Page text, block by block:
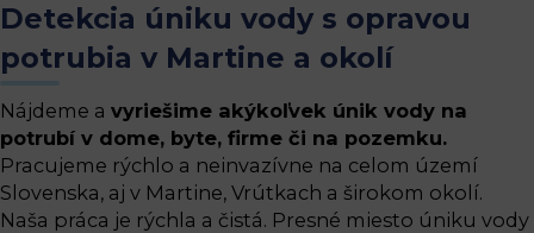
Detekcia úniku vody s opravou
potrubia v Martine a okolí
Nájdeme a vyriešime akýkoľvek únik vody na
potrubí v dome, byte, firme či na pozemku.
Pracujeme rýchlo a neinvazívne na celom území
Slovenska, aj v Martine, Vrútkach a širokom okolí.
Naša práca je rýchla a čistá. Presné miesto úniku vody